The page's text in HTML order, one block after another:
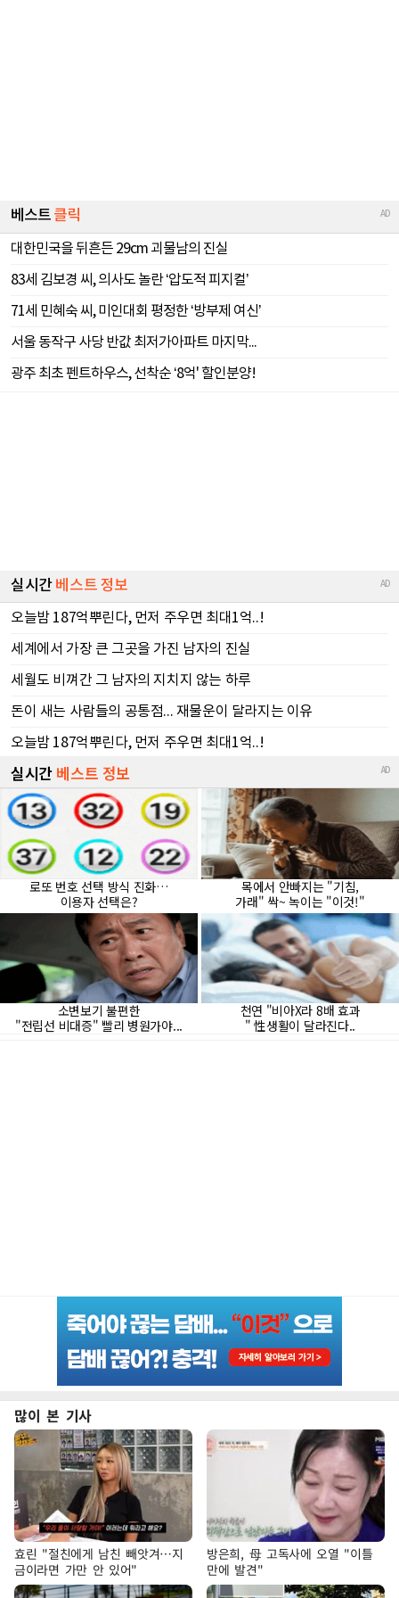
많이 본 기사
효린 "절친에게 남친 빼앗겨…지
금이라면 가만 안 있어"
방은희, 母 고독사에 오열 "이틀
만에 발견"